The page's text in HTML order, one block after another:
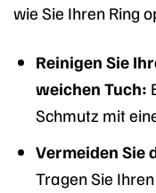
wie Sie Ihren Ring
Reinigen Sie
weichen Tuch:
Schmutz mit
Vermeiden Sie
Tragen Sie